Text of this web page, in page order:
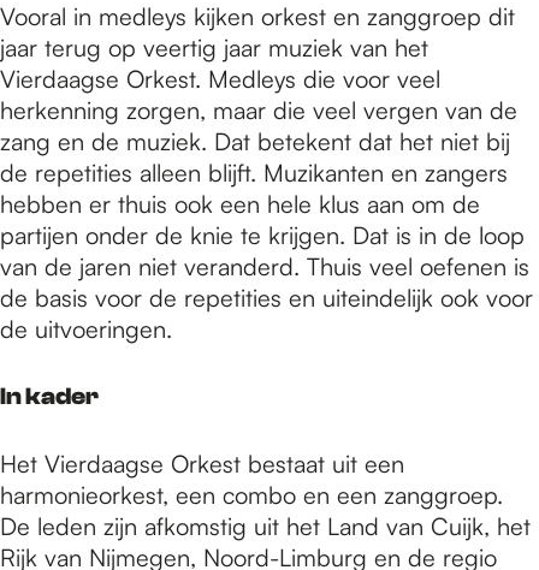
Vooral in medleys kijken orkest en zanggroep dit
jaar terug op veertig jaar muziek van het
Vierdaagse Orkest. Medleys die voor veel
herkenning zorgen, maar die veel vergen van de
zang en de muziek. Dat betekent dat het niet bij
de repetities alleen blijft. Muzikanten en zangers
hebben er thuis ook een hele klus aan om de
partijen onder de knie te krijgen. Dat is in de loop
van de jaren niet veranderd. Thuis veel oefenen is
de basis voor de repetities en uiteindelijk ook voor
de uitvoeringen.
In kader
Het Vierdaagse Orkest bestaat uit een
harmonieorkest, een combo en een zanggroep.
De leden zijn afkomstig uit het Land van Cuijk, het
Rijk van Nijmegen, Noord-Limburg en de regio